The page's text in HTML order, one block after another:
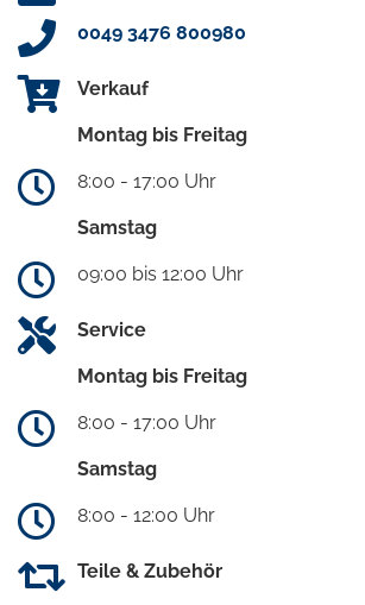
0049 3476 800980
Verkauf
Montag bis Freitag
8:00 - 17:00 Uhr
Samstag
09:00 bis 12:00 Uhr
Service
Montag bis Freitag
8:00 - 17:00 Uhr
Samstag
8:00 - 12:00 Uhr
Teile & Zubehör